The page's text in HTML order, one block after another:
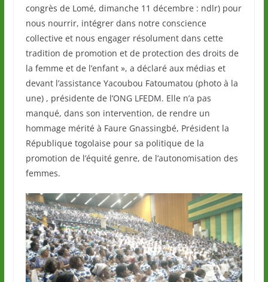
congrès de Lomé, dimanche 11 décembre : ndlr) pour
nous nourrir, intégrer dans notre conscience
collective et nous engager résolument dans cette
tradition de promotion et de protection des droits de
la femme et de l’enfant », a déclaré aux médias et
devant l’assistance Yacoubou Fatoumatou (photo à la
une) , présidente de l’ONG LFEDM. Elle n’a pas
manqué, dans son intervention, de rendre un
hommage mérité à Faure Gnassingbé, Président la
République togolaise pour sa politique de la
promotion de l’équité genre, de l’autonomisation des
femmes.